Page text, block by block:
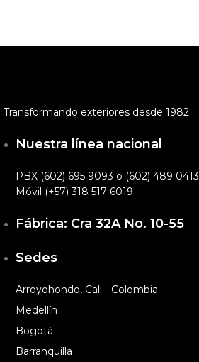
Transformando exteriores desde 1982
Nuestra línea nacional
PBX (602) 695 9093 o (602) 489 0413
Móvil (+57) 318 517 6019
Fábrica: Cra 32A No. 10-55
Sedes
Arroyohondo, Cali - Colombia
Medellín
Bogotá
Barranquilla